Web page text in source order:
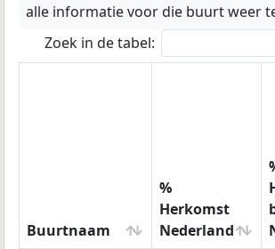
alle informatie voor die buurt weer
Zoek in de tabel:
Buurtnaam
%
Herkomst
Nederland